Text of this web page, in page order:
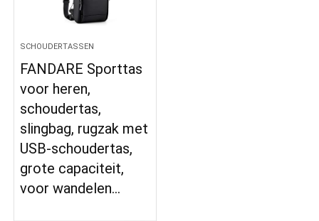
SCHOUDERTASSEN
FANDARE Sporttas
voor heren,
schoudertas,
slingbag, rugzak met
USB-schoudertas,
grote capaciteit,
voor wandelen…